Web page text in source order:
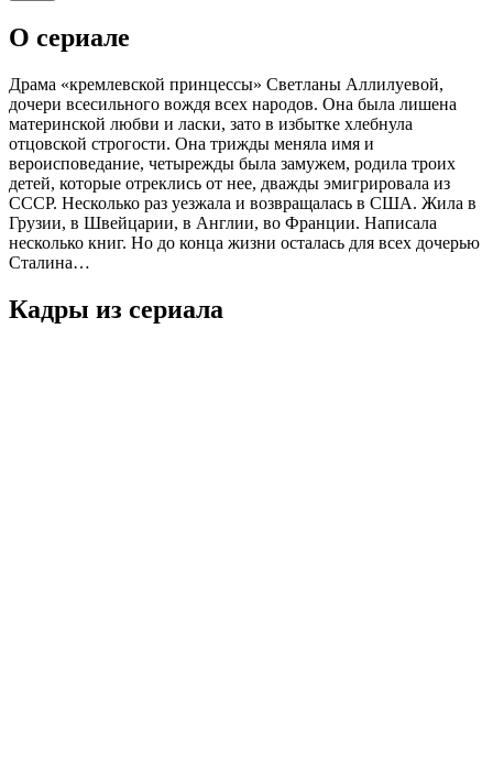
О сериале
Драма «кремлевской принцессы» Светланы Аллилуевой,
дочери всесильного вождя всех народов. Она была лишена
материнской любви и ласки, зато в избытке хлебнула
отцовской строгости. Она трижды меняла имя и
вероисповедание, четырежды была замужем, родила троих
детей, которые отреклись от нее, дважды эмигрировала из
СССР. Несколько раз уезжала и возвращалась в США. Жила в
Грузии, в Швейцарии, в Англии, во Франции. Написала
несколько книг. Но до конца жизни осталась для всех дочерью
Сталина…
Кадры из сериалa